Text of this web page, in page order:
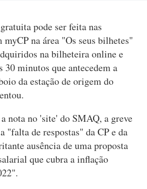
pode ser feita nas
na área "Os seus bilhetes"
na bilheteira online e
30 minutos que antecedem a
da estação de origem do
nota no 'site' do SMAQ, a greve
"falta de respostas" da CP e da
ausência de uma proposta
que cubra a inflação